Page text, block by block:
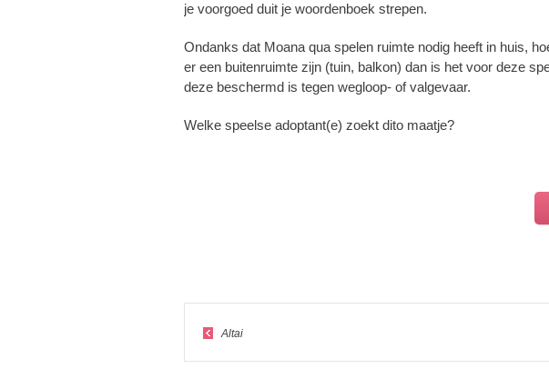
je voorgoed duit je woordenboek strepen.
Ondanks dat Moana qua spelen ruimte nodig heeft in huis,
er een buitenruimte zijn (tuin, balkon) dan is het voor deze
deze beschermd is tegen wegloop- of valgevaar.
Welke speelse adoptant(e) zoekt dito maatje?
Altai